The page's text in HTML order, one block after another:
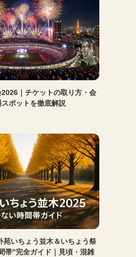
｜チケットの取り方・会
ポットを徹底解説
苑いちょう並木＆いちょう祭
帯”完全ガイド｜見頃・混雑